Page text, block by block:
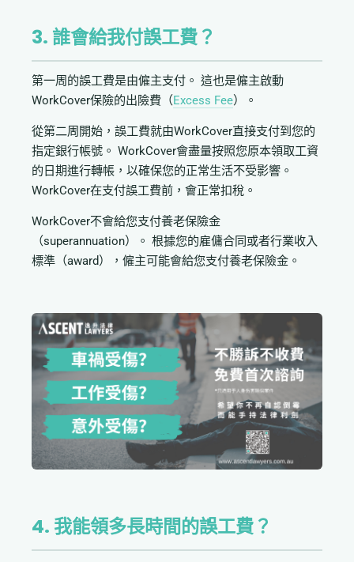
3. 誰會給我付誤工費？
第一周的誤工費是由僱主支付。 這也是僱主啟動
WorkCover保險的出險費（Excess Fee）。
從第二周開始，誤工費就由WorkCover直接支付到您的
指定銀行帳號。 WorkCover會盡量按照您原本領取工資
的日期進行轉帳，以確保您的正常生活不受影響。
WorkCover在支付誤工費前，會正常扣稅。
WorkCover不會給您支付養老保險金
（superannuation）。 根據您的雇傭合同或者行業收入
標準（award），僱主可能會給您支付養老保險金。
4. 我能領多長時間的誤工費？